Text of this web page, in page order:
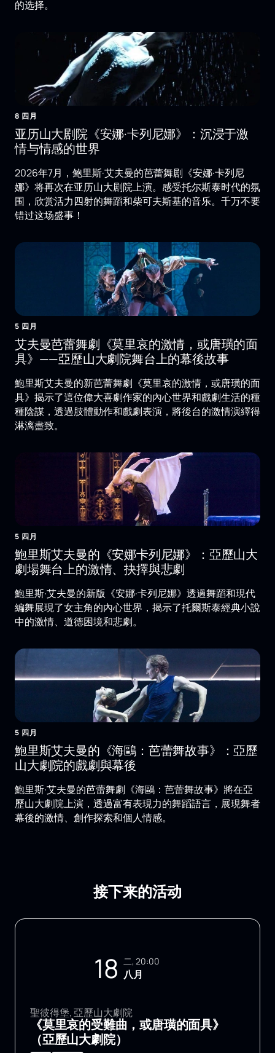
的选择。
8 四月
亚历山大剧院《安娜·卡列尼娜》：沉浸于激
情与情感的世界
2026年7月，鲍里斯·艾夫曼的芭蕾舞剧《安娜·卡列尼
娜》将再次在亚历山大剧院上演。感受托尔斯泰时代的氛
围，欣赏活力四射的舞蹈和柴可夫斯基的音乐。千万不要
错过这场盛事！
5 四月
艾夫曼芭蕾舞劇《莫里哀的激情，或唐璜的面
具》——亞歷山大劇院舞台上的幕後故事
鮑里斯艾夫曼的新芭蕾舞劇《莫里哀的激情，或唐璜的面
具》揭示了這位偉大喜劇作家的內心世界和戲劇生活的種
種陰謀，透過肢體動作和戲劇表演，將後台的激情演繹得
淋漓盡致。
5 四月
鮑里斯艾夫曼的《安娜卡列尼娜》：亞歷山大
劇場舞台上的激情、抉擇與悲劇
鮑里斯·艾夫曼的新版《安娜·卡列尼娜》透過舞蹈和現代
編舞展現了女主角的內心世界，揭示了托爾斯泰經典小說
中的激情、道德困境和悲劇。
5 四月
鮑里斯艾夫曼的《海鷗：芭蕾舞故事》：亞歷
山大劇院的戲劇與幕後
鮑里斯·艾夫曼的芭蕾舞劇《海鷗：芭蕾舞故事》將在亞
歷山大劇院上演，透過富有表現力的舞蹈語言，展現舞者
幕後的激情、創作探索和個人情感。
接下来的活动
18 二, 20:00
八月
聖彼得堡, 亞歷山大劇院
《莫里哀的受難曲，或唐璜的面具》
（亞歷山大劇院）